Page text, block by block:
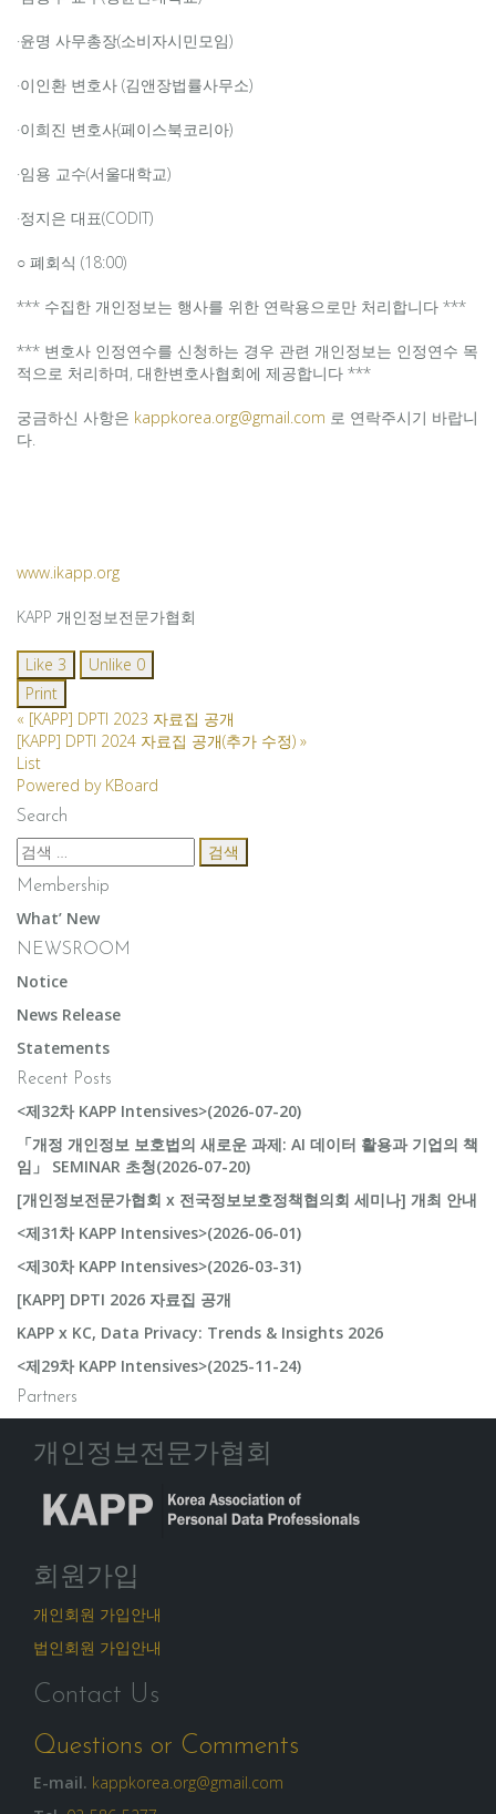
·윤명 사무총장(소비자시민모임)
·이인환 변호사 (김앤장법률사무소)
·이희진 변호사(페이스북코리아)
·임용 교수(서울대학교)
·정지은 대표(CODIT)
○ 폐회식 (18:00)
*** 수집한 개인정보는 행사를 위한 연락용으로만 처리합니다 ***
*** 변호사 인정연수를 신청하는 경우 관련 개인정보는 인정연수 목
적으로 처리하며, 대한변호사협회에 제공합니다 ***
궁금하신 사항은 kappkorea.org@gmail.com 로 연락주시기 바랍니
다.
www.ikapp.org
KAPP 개인정보전문가협회
Like 3 Unlike 0
Print
« [KAPP] DPTI 2023 자료집 공개
[KAPP] DPTI 2024 자료집 공개(추가 수정) »
List
Powered by KBoard
Search
검
색:
Membership
What’ New
NEWSROOM
Notice
News Release
Statements
Recent Posts
<제32차 KAPP Intensives>(2026-07-20)
「개정 개인정보 보호법의 새로운 과제: AI 데이터 활용과 기업의 책
임」 SEMINAR 초청(2026-07-20)
[개인정보전문가협회 x 전국정보보호정책협의회 세미나] 개최 안내
<제31차 KAPP Intensives>(2026-06-01)
<제30차 KAPP Intensives>(2026-03-31)
[KAPP] DPTI 2026 자료집 공개
KAPP x KC, Data Privacy: Trends & Insights 2026
<제29차 KAPP Intensives>(2025-11-24)
Partners
개인정보전문가협회
회원가입
개인회원 가입안내
법인회원 가입안내
Contact Us
Questions or Comments
E-mail. kappkorea.org@gmail.com